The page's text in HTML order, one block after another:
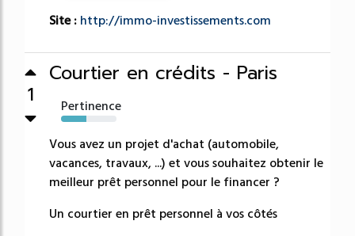
Site : http://immo-investissements.com
1
Courtier en crédits - Paris
Pertinence
46%
Vous avez un projet d'achat (automobile,
vacances, travaux, ...) et vous souhaitez obtenir le
meilleur prêt personnel pour le financer ?
Un courtier en prêt personnel à vos côtés